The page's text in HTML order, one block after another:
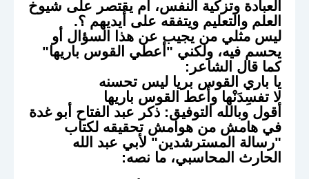
العبادة وتزكية النفس، أم يقتصر على شيوخ
العلم والتعليم ويتفقه على أيديهم ؟.
ليس مثلي من يجيب عن هذا السؤال أو
يحسم فيه، ولكني "أعطي القوس باريها"
كما قال الشاعر:
يا باري القوس بريا ليس تحسنه
لا تفسِدَنْها وأعط القوس باريها
أقول وبالله التوفيق: ذكر عبد الفتاح أبو غدة
في هامش من هوامش تحقيقه لكتاب
"رسالة المسترشدين" لأبي عبد الله
الحارث المحاسبي، ما نصه: